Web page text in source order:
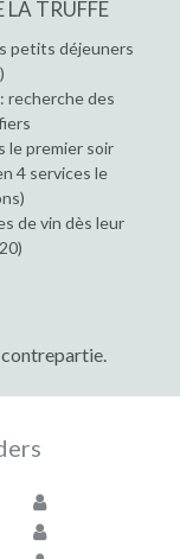
LA TRUFFE
petits déjeuners
recherche des
le premier soir
4 services le
de vin dès leur